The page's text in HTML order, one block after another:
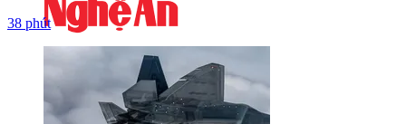
38 phút